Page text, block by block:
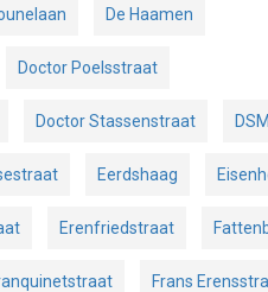
De Haamen
Doctor Poelsstraat
Doctor Stassenstraat
Eerdshaag
Erenfriedstraat
Frans